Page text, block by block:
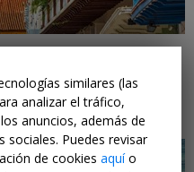
de Cartagena
similares (las
analizar el tráfico,
anuncios, además de
Puedes revisar
de cookies aquío